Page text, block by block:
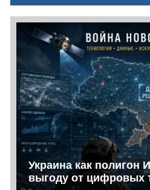
Украина как полигон
выгоду от цифровых